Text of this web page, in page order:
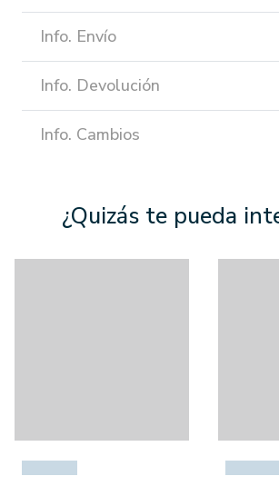
Info. Envío
Info. Devolución
Info. Cambios
¿Quizás te pueda